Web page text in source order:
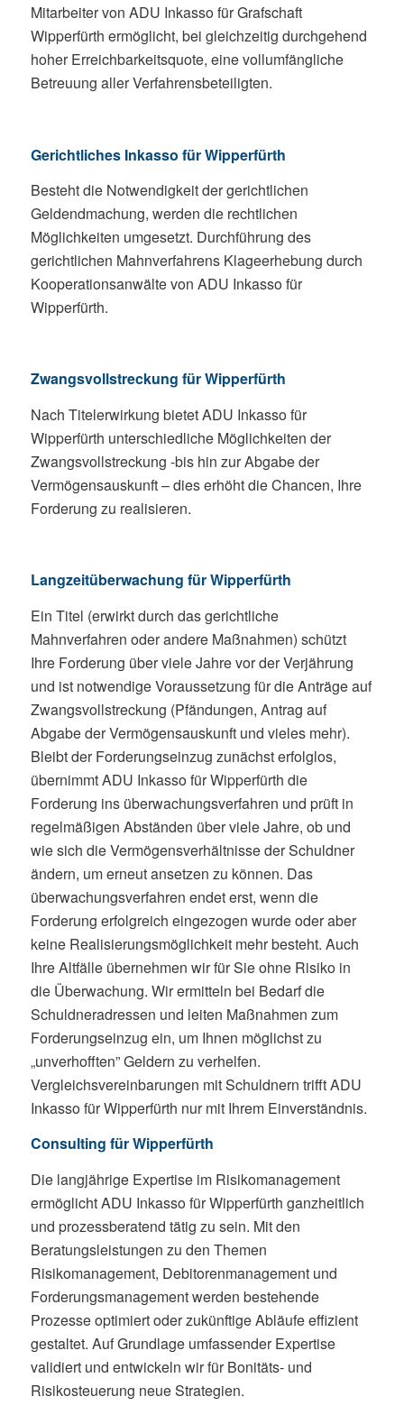
Mitarbeiter von ADU Inkasso für Grafschaft
Wipperfürth ermöglicht, bei gleichzeitig durchgehend
hoher Erreichbarkeitsquote, eine vollumfängliche
Betreuung aller Verfahrensbeteiligten.
Gerichtliches Inkasso für Wipperfürth
Besteht die Notwendigkeit der gerichtlichen
Geldendmachung, werden die rechtlichen
Möglichkeiten umgesetzt. Durchführung des
gerichtlichen Mahnverfahrens Klageerhebung durch
Kooperationsanwälte von ADU Inkasso für
Wipperfürth.
Zwangsvollstreckung für Wipperfürth
Nach Titelerwirkung bietet ADU Inkasso für
Wipperfürth unterschiedliche Möglichkeiten der
Zwangsvollstreckung -bis hin zur Abgabe der
Vermögensauskunft – dies erhöht die Chancen, Ihre
Forderung zu realisieren.
Langzeitüberwachung für Wipperfürth
Ein Titel (erwirkt durch das gerichtliche
Mahnverfahren oder andere Maßnahmen) schützt
Ihre Forderung über viele Jahre vor der Verjährung
und ist notwendige Voraussetzung für die Anträge auf
Zwangsvollstreckung (Pfändungen, Antrag auf
Abgabe der Vermögensauskunft und vieles mehr).
Bleibt der Forderungseinzug zunächst erfolglos,
übernimmt ADU Inkasso für Wipperfürth die
Forderung ins überwachungsverfahren und prüft in
regelmäßigen Abständen über viele Jahre, ob und
wie sich die Vermögensverhältnisse der Schuldner
ändern, um erneut ansetzen zu können. Das
überwachungsverfahren endet erst, wenn die
Forderung erfolgreich eingezogen wurde oder aber
keine Realisierungsmöglichkeit mehr besteht. Auch
Ihre Altfälle übernehmen wir für Sie ohne Risiko in
die Überwachung. Wir ermitteln bei Bedarf die
Schuldneradressen und leiten Maßnahmen zum
Forderungseinzug ein, um Ihnen möglichst zu
„unverhofften” Geldern zu verhelfen.
Vergleichsvereinbarungen mit Schuldnern trifft ADU
Inkasso für Wipperfürth nur mit Ihrem Einverständnis.
Consulting für Wipperfürth
Die langjährige Expertise im Risikomanagement
ermöglicht ADU Inkasso für Wipperfürth ganzheitlich
und prozessberatend tätig zu sein. Mit den
Beratungsleistungen zu den Themen
Risikomanagement, Debitorenmanagement und
Forderungsmanagement werden bestehende
Prozesse optimiert oder zukünftige Abläufe effizient
gestaltet. Auf Grundlage umfassender Expertise
validiert und entwickeln wir für Bonitäts- und
Risikosteuerung neue Strategien.